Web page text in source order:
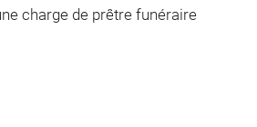
charge de prêtre funéraire